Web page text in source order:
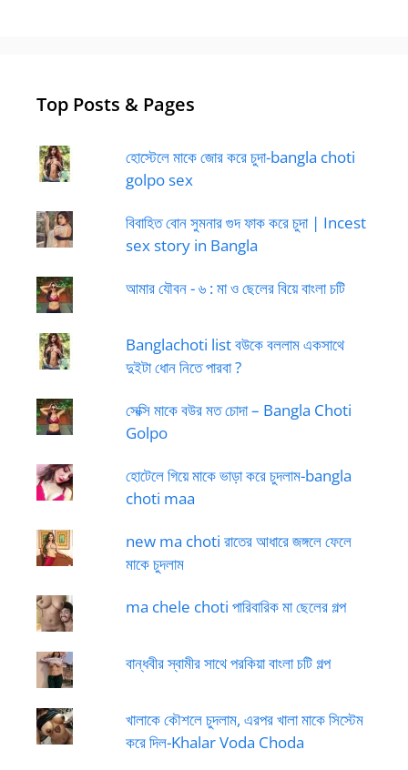
Top Posts & Pages
হোস্টেলে মাকে জোর করে চুদা-bangla choti
golpo sex
বিবাহিত বোন সুমনার গুদ ফাক করে চুদা | Incest
sex story in Bangla
আমার যৌবন - ৬ : মা ও ছেলের বিয়ে বাংলা চটি
Banglachoti list বউকে বললাম একসাথে
দুইটা ধোন নিতে পারবা ?
সেক্সি মাকে বউর মত চোদা – Bangla Choti
Golpo
হোটেলে গিয়ে মাকে ভাড়া করে চুদলাম-bangla
choti maa
new ma choti রাতের আধারে জঙ্গলে ফেলে
মাকে চুদলাম
ma chele choti পারিবারিক মা ছেলের গল্প
বান্ধবীর স্বামীর সাথে পরকিয়া বাংলা চটি গল্প
খালাকে কৌশলে চুদলাম, এরপর খালা মাকে সিস্টেম
করে দিল-Khalar Voda Choda